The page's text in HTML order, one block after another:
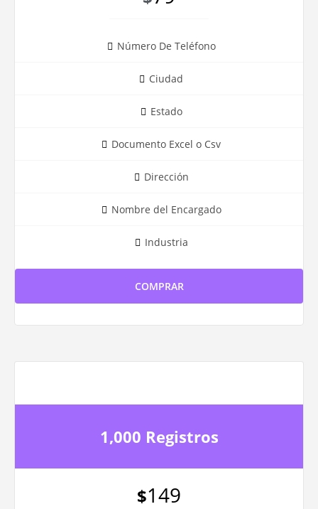
Número De Teléfono
Ciudad
Estado
Documento Excel o Csv
Dirección
Nombre del Encargado
Industria
COMPRAR
1,000 Registros
$149